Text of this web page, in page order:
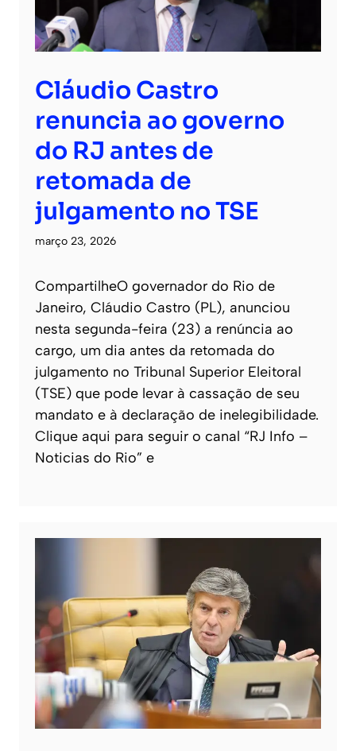
Cláudio Castro
renuncia ao governo
do RJ antes de
retomada de
julgamento no TSE
março 23, 2026
CompartilheO governador do Rio de
Janeiro, Cláudio Castro (PL), anunciou
nesta segunda-feira (23) a renúncia ao
cargo, um dia antes da retomada do
julgamento no Tribunal Superior Eleitoral
(TSE) que pode levar à cassação de seu
mandato e à declaração de inelegibilidade.
Clique aqui para seguir o canal “RJ Info –
Noticias do Rio” e